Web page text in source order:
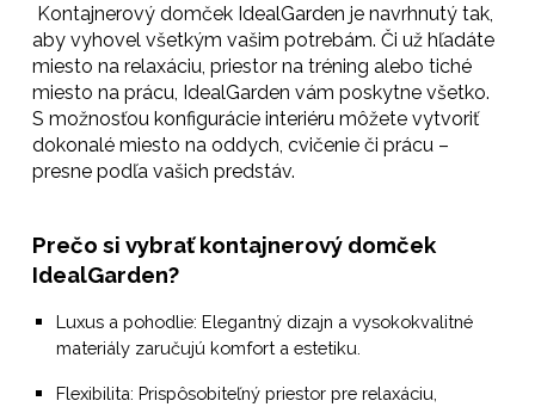
Kontajnerový domček IdealGarden je navrhnutý tak,
aby vyhovel všetkým vašim potrebám. Či už hľadáte
miesto na relaxáciu, priestor na tréning alebo tiché
miesto na prácu, IdealGarden vám poskytne všetko.
S možnosťou konfigurácie interiéru môžete vytvoriť
dokonalé miesto na oddych, cvičenie či prácu –
presne podľa vašich predstáv.
Prečo si vybrať kontajnerový domček
IdealGarden?
Luxus a pohodlie: Elegantný dizajn a vysokokvalitné
materiály zaručujú komfort a estetiku.
Flexibilita: Prispôsobiteľný priestor pre relaxáciu,